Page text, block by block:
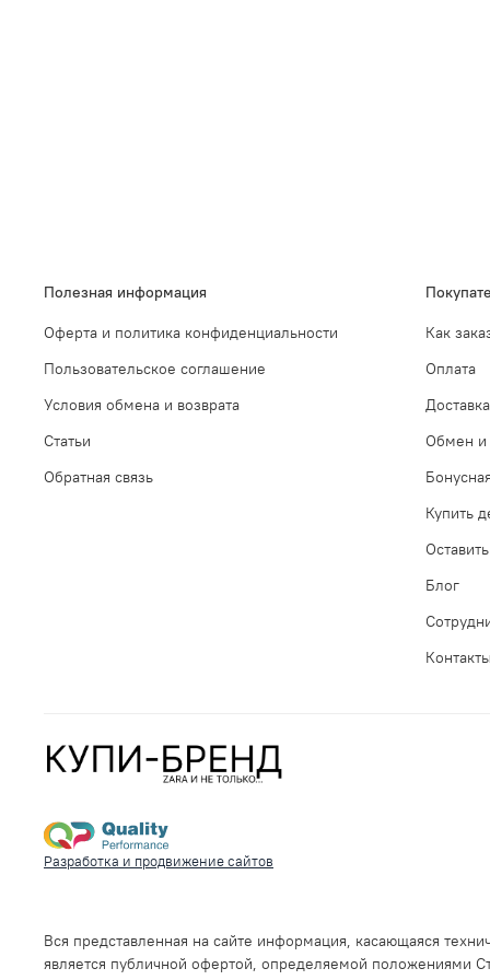
Полезная информация
Оферта и политика конфиденциальности
Пользовательское соглашение
Условия обмена и возврата
Статьи
Обратная связь
Как
Оплата
Доставка
Обмен и
Купить
Блог
Разработка и продвижение сайтов
Вся представленная на сайте информация, касающаяся
является публичной офертой, определяемой положениями